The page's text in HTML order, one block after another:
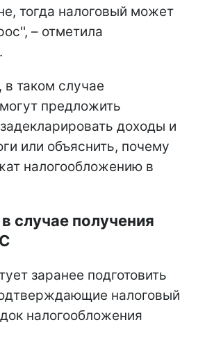
тогда налоговый может
– отметила
таком случае
предложить
доходы и
или объяснить, почему
налогообложению в
случае получения
заранее подготовить
налоговый
налогообложения